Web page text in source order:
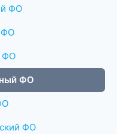
ФО
ФО
ФО
ФО
ФО